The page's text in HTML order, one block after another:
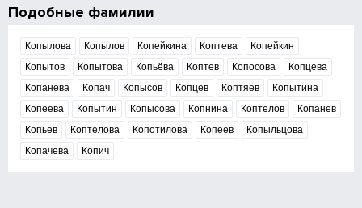
Подобные фамилии
Копылова Копылов Копейкина Коптева
Копейкин
Копытов
Копытова Копьёва Коптев Копосова
Копцева
Копанева
Копач Копысов Копцев Коптяев
Копытина
Копеева
Копытин Копысова Копнина Коптелов
Копанев
Копьев
Коптелова Копотилова Копеев
Копыльцова
Копачева
Копич